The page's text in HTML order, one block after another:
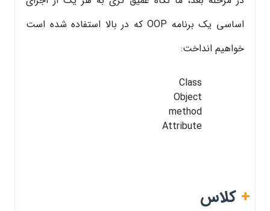
اساسی یک برنامه OOP که در بالا استفاده شده است
خواهیم انداخت:
Class
Object
method
Attribute
+ کلاس